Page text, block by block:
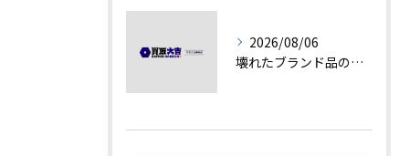
2026/08/06
壊れたブランド品の価値を見極める技術とは